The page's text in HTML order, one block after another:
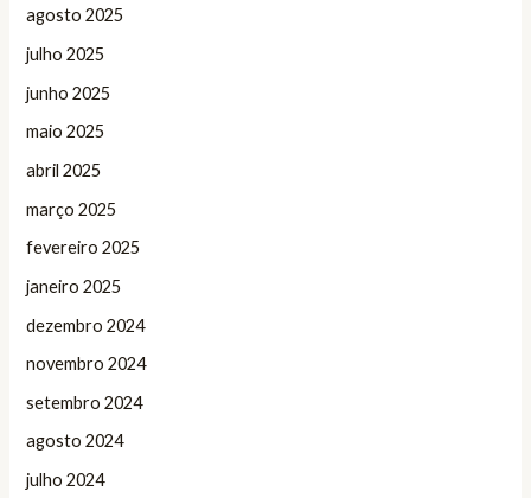
agosto 2025
julho 2025
junho 2025
maio 2025
abril 2025
março 2025
fevereiro 2025
janeiro 2025
dezembro 2024
novembro 2024
setembro 2024
agosto 2024
julho 2024